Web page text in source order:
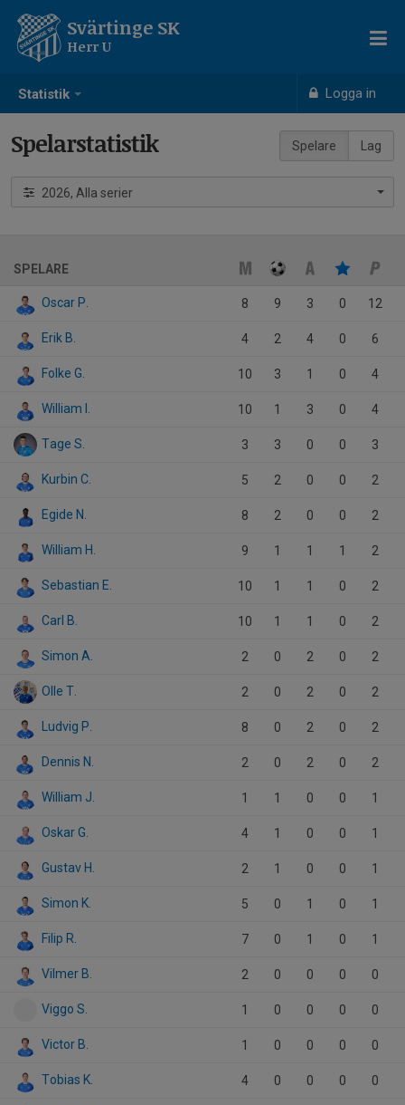
Statistik Logga in
Svärtinge SK
Herr U
Spelare Lag
Spelarstatistik
2026, Alla serier
SPELARE
Oscar P. 8 9 3 0 12
Erik B. 4 2 4 0 6
Folke G. 10 3 1 0 4
William I. 10 1 3 0 4
Tage S. 3 3 0 0 3
Kurbin C. 5 2 0 0 2
Egide N. 8 2 0 0 2
William H. 9 1 1 1 2
Sebastian E. 10 1 1 0 2
Carl B. 10 1 1 0 2
Simon A. 2 0 2 0 2
Olle T. 2 0 2 0 2
Ludvig P. 8 0 2 0 2
Dennis N. 2 0 2 0 2
William J. 1 1 0 0 1
Oskar G. 4 1 0 0 1
Gustav H. 2 1 0 0 1
Simon K. 5 0 1 0 1
Filip R. 7 0 1 0 1
Vilmer B. 2 0 0 0 0
Viggo S. 1 0 0 0 0
Victor B. 1 0 0 0 0
Tobias K. 4 0 0 0 0